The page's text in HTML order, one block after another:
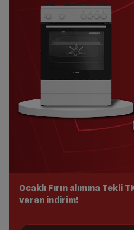
Ocaklı Fırın alımına
varan indirim!